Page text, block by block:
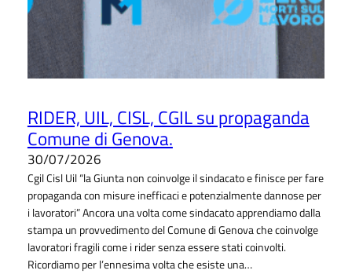
RIDER, UIL, CISL, CGIL su propaganda
Comune di Genova.
30/07/2026
Cgil Cisl Uil “la Giunta non coinvolge il sindacato e finisce per fare
propaganda con misure inefficaci e potenzialmente dannose per
i lavoratori” Ancora una volta come sindacato apprendiamo dalla
stampa un provvedimento del Comune di Genova che coinvolge
lavoratori fragili come i rider senza essere stati coinvolti.
Ricordiamo per l’ennesima volta che esiste una…